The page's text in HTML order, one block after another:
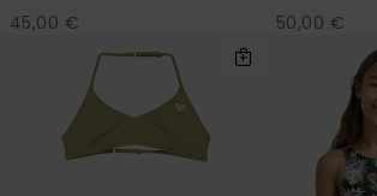
45,00 € 50,00 €